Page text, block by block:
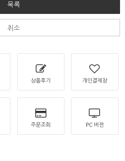
목록
취소
상품후기 개인결제창
주문조회 PC 버젼